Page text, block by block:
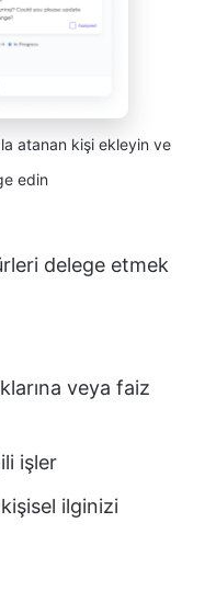
atanan kişi ekleyin ve
edin
delege etmek
veya faiz
işler
ilginizi